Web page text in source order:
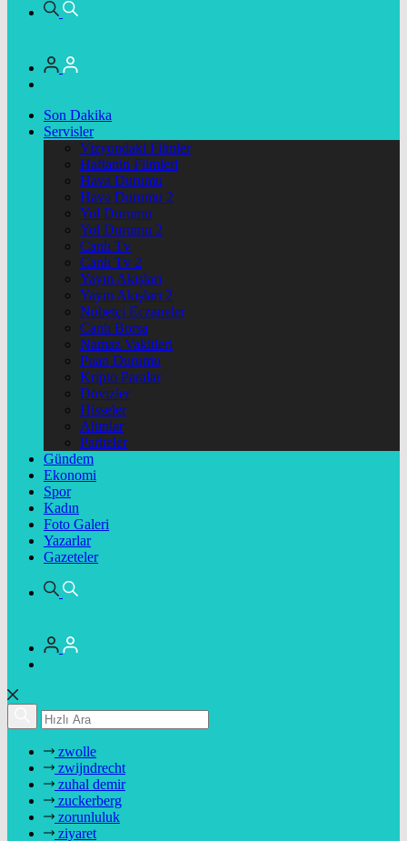
Son Dakika
Servisler
Vizyondaki Filmler
Haftanin Filmleri
Hava Durumu
Hava Durumu 2
Yol Durumu
Yol Durumu 2
Canlı Tv
Canlı Tv 2
Yayın Akışları
Yayın Akışları 2
Nöbetçi Eczaneler
Canlı Borsa
Namaz Vakitleri
Puan Durumu
Kripto Paralar
Dövizler
Hisseler
Altınlar
Pariteler
Gündem
Ekonomi
Spor
Kadın
Foto Galeri
Yazarlar
Gazeteler
zwolle
zwijndrecht
zuhal demir
zuckerberg
zorunluluk
ziyaret